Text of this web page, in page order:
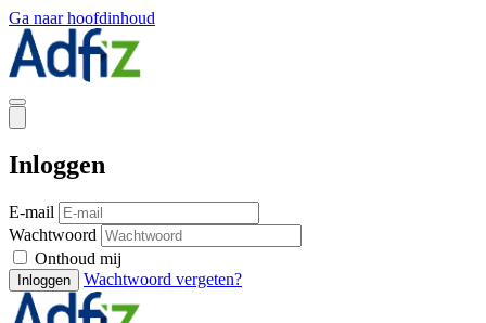
Ga naar hoofdinhoud
Inloggen
E-mail
Wachtwoord
Onthoud mij
Inloggen Wachtwoord vergeten?